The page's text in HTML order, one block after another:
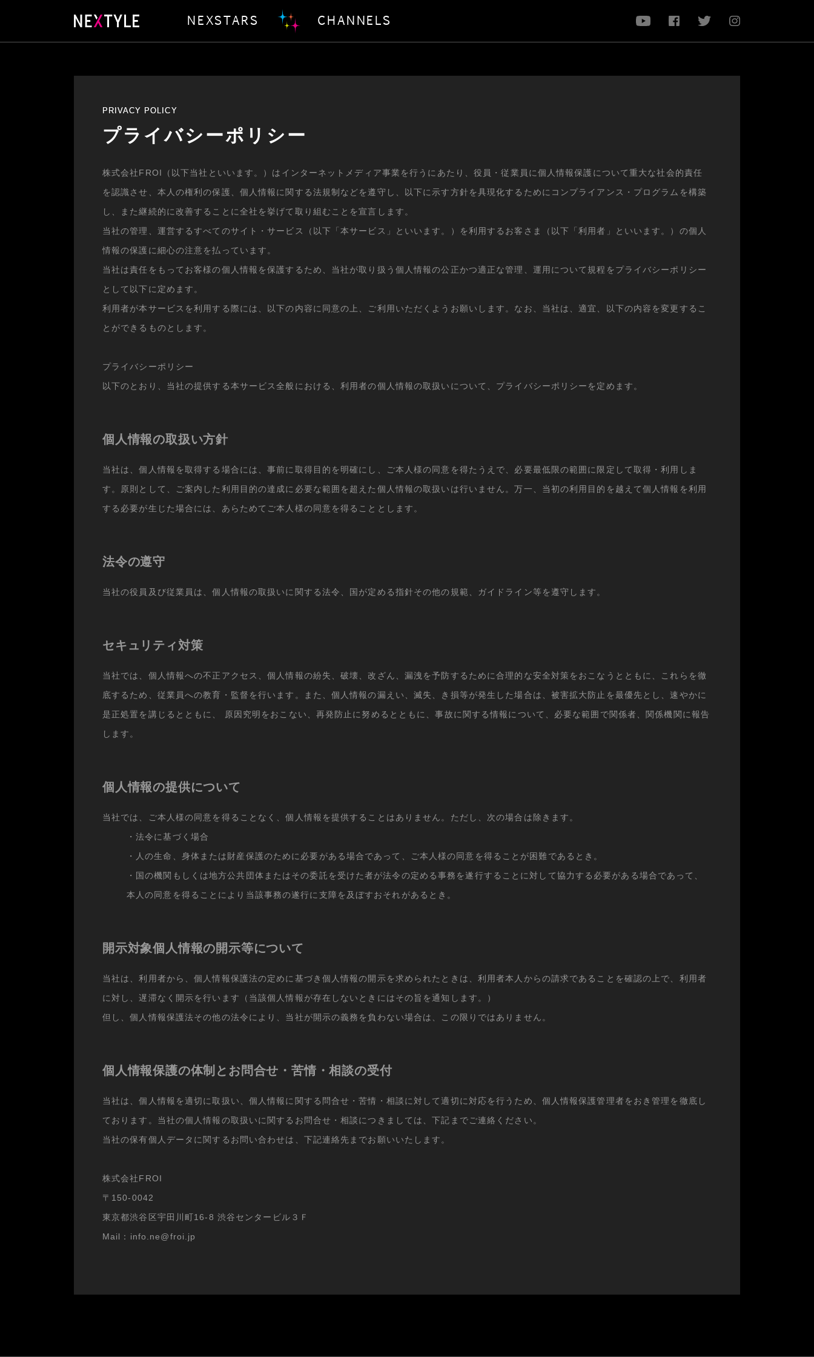
NEXSTARS CHANNELS
PRIVACY POLICY
プライバシーポリシー
株式会社FROI（以下当社といいます。）はインターネットメディア事業を行うにあたり、役員・従業員に個人情報保護について重大な社会的責任
を認識させ、本人の権利の保護、個人情報に関する法規制などを遵守し、以下に示す方針を具現化するためにコンプライアンス・プログラムを構築
し、また継続的に改善することに全社を挙げて取り組むことを宣言します。
当社の管理、運営するすべてのサイト・サービス（以下「本サービス」といいます。）を利用するお客さま（以下「利用者」といいます。）の個人
情報の保護に細心の注意を払っています。
当社は責任をもってお客様の個人情報を保護するため、当社が取り扱う個人情報の公正かつ適正な管理、運用について規程をプライバシーポリシー
として以下に定めます。
利用者が本サービスを利用する際には、以下の内容に同意の上、ご利用いただくようお願いします。なお、当社は、適宜、以下の内容を変更するこ
とができるものとします。
プライバシーポリシー
以下のとおり、当社の提供する本サービス全般における、利用者の個人情報の取扱いについて、プライバシーポリシーを定めます。
個人情報の取扱い方針
当社は、個人情報を取得する場合には、事前に取得目的を明確にし、ご本人様の同意を得たうえで、必要最低限の範囲に限定して取得・利用しま
す。原則として、ご案内した利用目的の達成に必要な範囲を超えた個人情報の取扱いは行いません。万一、当初の利用目的を越えて個人情報を利用
する必要が生じた場合には、あらためてご本人様の同意を得ることとします。
法令の遵守
当社の役員及び従業員は、個人情報の取扱いに関する法令、国が定める指針その他の規範、ガイドライン等を遵守します。
セキュリティ対策
当社では、個人情報への不正アクセス、個人情報の紛失、破壊、改ざん、漏洩を予防するために合理的な安全対策をおこなうとともに、これらを徹
底するため、従業員への教育・監督を行います。また、個人情報の漏えい、滅失、き損等が発生した場合は、被害拡大防止を最優先とし、速やかに
是正処置を講じるとともに、 原因究明をおこない、再発防止に努めるとともに、事故に関する情報について、必要な範囲で関係者、関係機関に報告
します。
個人情報の提供について
当社では、ご本人様の同意を得ることなく、個人情報を提供することはありません。ただし、次の場合は除きます。
・法令に基づく場合
・人の生命、身体または財産保護のために必要がある場合であって、ご本人様の同意を得ることが困難であるとき。
・国の機関もしくは地方公共団体またはその委託を受けた者が法令の定める事務を遂行することに対して協力する必要がある場合であって、
本人の同意を得ることにより当該事務の遂行に支障を及ぼすおそれがあるとき。
開示対象個人情報の開示等について
当社は、利用者から、個人情報保護法の定めに基づき個人情報の開示を求められたときは、利用者本人からの請求であることを確認の上で、利用者
に対し、遅滞なく開示を行います（当該個人情報が存在しないときにはその旨を通知します。）
但し、個人情報保護法その他の法令により、当社が開示の義務を負わない場合は、この限りではありません。
個人情報保護の体制とお問合せ・苦情・相談の受付
当社は、個人情報を適切に取扱い、個人情報に関する問合せ・苦情・相談に対して適切に対応を行うため、個人情報保護管理者をおき管理を徹底し
ております。当社の個人情報の取扱いに関するお問合せ・相談につきましては、下記までご連絡ください。
当社の保有個人データに関するお問い合わせは、下記連絡先までお願いいたします。
株式会社FROI
〒150-0042
東京都渋谷区宇田川町16-8 渋谷センタービル３Ｆ
Mail：info.ne@froi.jp